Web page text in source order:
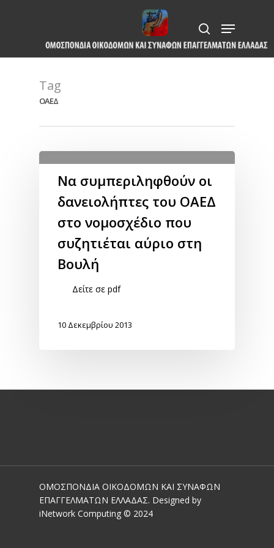
content
search
Menu
Tag
ΟΑΕΔ
Να συμπεριληφθούν οι
δανειολήπτες του ΟΑΕΔ
στο νομοσχέδιο που
συζητιέται αύριο στη
Βουλή
Δείτε σε pdf
10 Δεκεμβρίου 2013
ΟΜΟΣΠΟΝΔΙΑ ΟΙΚΟΔΟΜΩΝ ΚΑΙ ΣΥΝΑΦΩΝ
ΕΠΑΓΓΕΛΜΑΤΩΝ ΕΛΛΑΔΑΣ. Designed by
iNetwork Computing © 2024